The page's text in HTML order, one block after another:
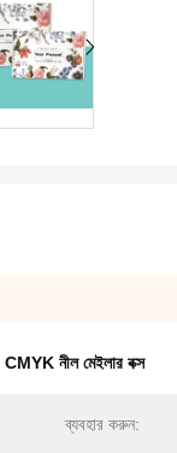
CMYK নীল মেইলার বক্স
ব্যবহার করুন: